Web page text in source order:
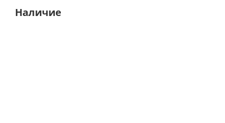
Наличие